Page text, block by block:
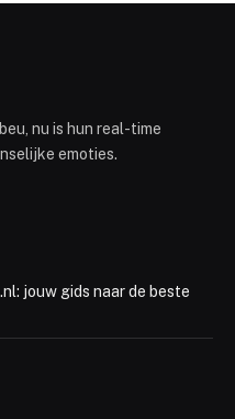
nu is hun real-time
emoties.
jouw gids naar de beste